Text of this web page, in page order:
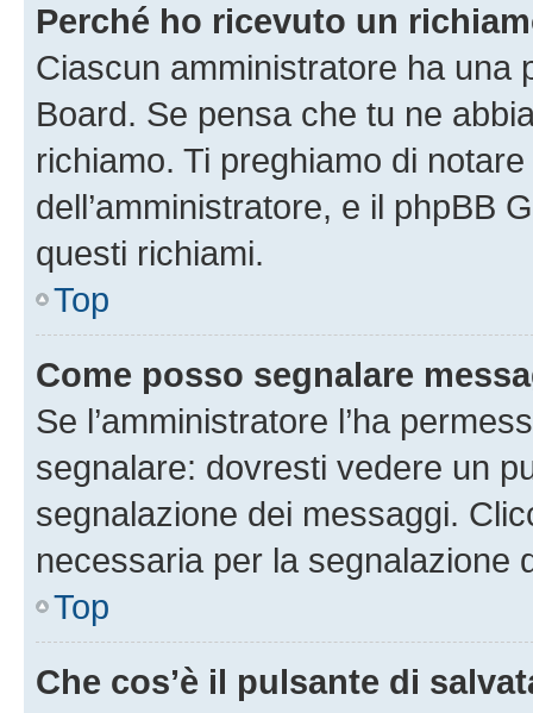
Perché ho ricevuto un
Ciascun amministratore ha una
Board. Se pensa che tu ne
richiamo. Ti preghiamo di
dell’amministratore, e il phpBB
questi richiami.
Top
Come posso segnalare
Se l’amministratore l’ha
segnalare: dovresti vedere un
segnalazione dei messaggi.
necessaria per la segnalazione
Top
Che cos’è il pulsante di